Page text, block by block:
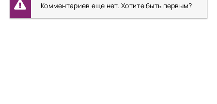
Комментариев еще нет. Хотите быть первым?